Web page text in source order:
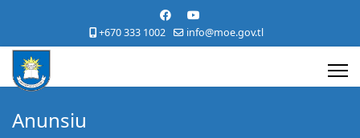
+670 333 1002 info@moe.gov.tl
Anunsiu